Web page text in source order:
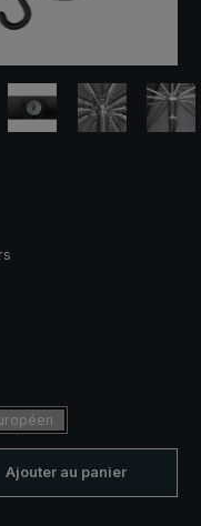
Ajouter au panier